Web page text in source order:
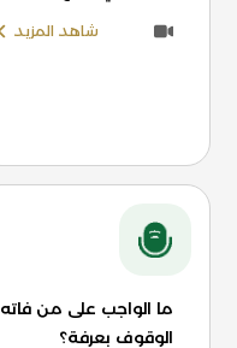
شاهد المزيد
ما الواجب على من فاته
الوقوف بعرفة؟